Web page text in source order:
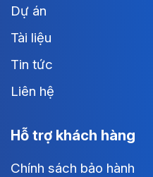
Dự án
Tài liệu
Tin tức
Liên hệ
Hỗ trợ khách hàng
Chính sách bảo hành